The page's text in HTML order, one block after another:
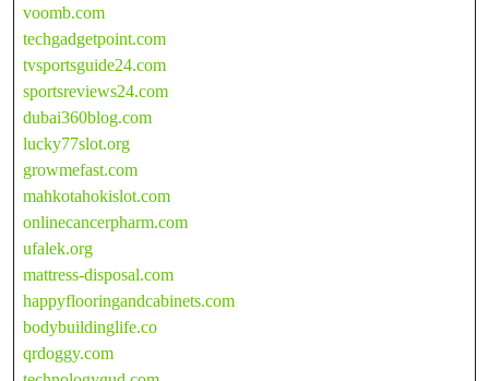
voomb.com
techgadgetpoint.com
tvsportsguide24.com
sportsreviews24.com
dubai360blog.com
lucky77slot.org
growmefast.com
mahkotahokislot.com
onlinecancerpharm.com
ufalek.org
mattress-disposal.com
happyflooringandcabinets.com
bodybuildinglife.co
qrdoggy.com